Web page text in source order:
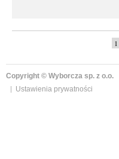
1
Copyright © Wyborcza sp. z o.o.
Ustawienia prywatności